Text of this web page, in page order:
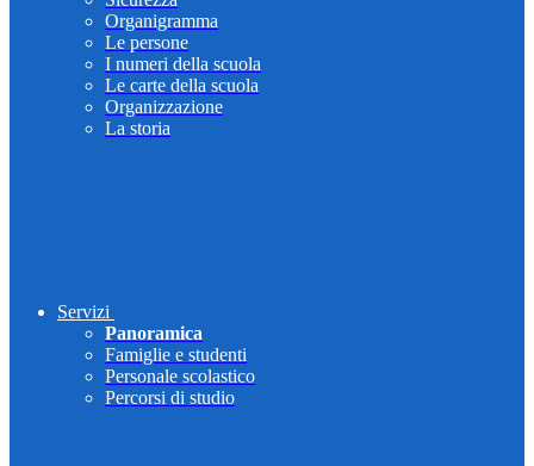
Organigramma
Le persone
I numeri della scuola
Le carte della scuola
Organizzazione
La storia
Servizi
Panoramica
Famiglie e studenti
Personale scolastico
Percorsi di studio